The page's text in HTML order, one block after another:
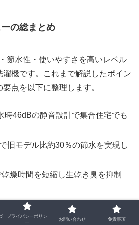
の総まとめ
節水性・使いやすさを高いレベル
濯機です。これまで解説したポイン
要点を以下に整理します。
時46dBの静音設計で集合住宅でも
旧モデル比約30％の節水を実現し
燥時間を短縮し生乾き臭を抑制
しや2〜3人の家庭に最適なサイズ
により洗浄力が向上し洗いムラ
プライバシーポリシ
ー
お問い合わせ 免責事項